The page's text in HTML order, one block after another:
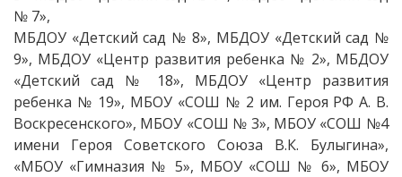
№ 7»,
МБДОУ «Детский сад № 8», МБДОУ «Детский сад №
9», МБДОУ «Центр развития ребенка № 2», МБДОУ
«Детский сад № 18», МБДОУ «Центр развития
ребенка № 19», МБОУ «СОШ № 2 им. Героя РФ А. В.
Воскресенского», МБОУ «СОШ № 3», МБОУ «СОШ №4
имени Героя Советского Союза В.К. Булыгина»,
«МБОУ «Гимназия № 5», МБОУ «СОШ № 6», МБОУ